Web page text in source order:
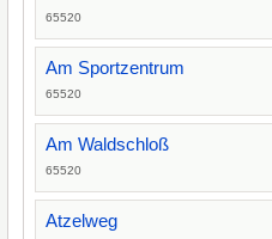
65520
Am Sportzentrum
65520
Am Waldschloß
65520
Atzelweg